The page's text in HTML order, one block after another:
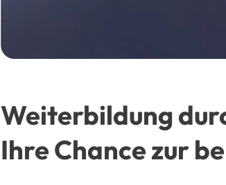
Weiterbildung
Ihre Chance zur